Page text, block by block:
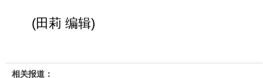
(田莉 编辑)
相关报道：